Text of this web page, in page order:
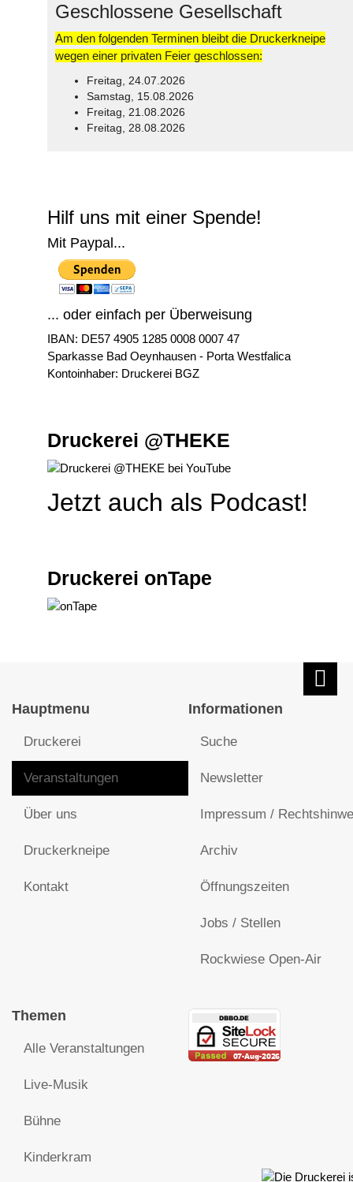
Geschlossene Gesellschaft
Am den folgenden Terminen bleibt die Druckerkneipe
wegen einer privaten Feier geschlossen:
Freitag, 24.07.2026
Samstag, 15.08.2026
Freitag, 21.08.2026
Freitag, 28.08.2026
Hilf uns mit einer Spende!
Mit Paypal...
... oder einfach per Überweisung
IBAN: DE57 4905 1285 0008 0007 47
Sparkasse Bad Oeynhausen - Porta Westfalica
Kontoinhaber: Druckerei BGZ
Druckerei @THEKE
Jetzt auch als Podcast!
Druckerei onTape
Hauptmenu
Druckerei
Veranstaltungen
Über uns
Druckerkneipe
Kontakt
Informationen
Suche
Newsletter
Impressum /
Archiv
Öffnungszeiten
Jobs / Stellen
Rockwiese Open-Air
Themen
Alle Veranstaltungen
Live-Musik
Bühne
Kinderkram